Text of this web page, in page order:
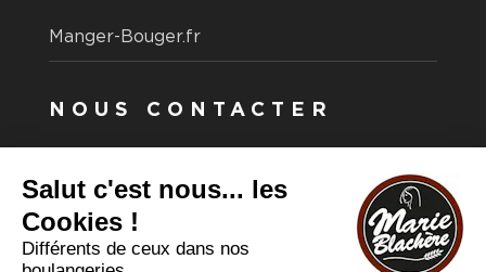
Manger-Bouger.fr
NOUS CONTACTER
Vous souhaitez nous contacter ?
Consultez notre FAQ.
FAQ